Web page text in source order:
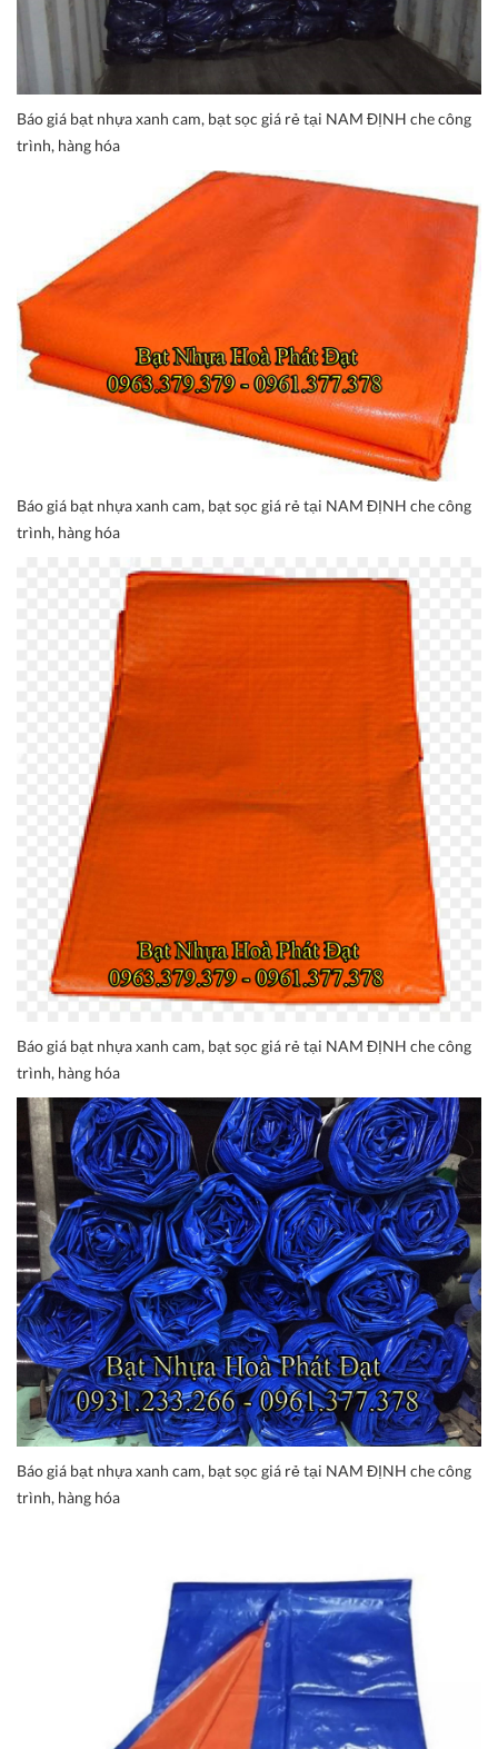
Báo giá bạt nhựa xanh cam, bạt sọc giá rẻ tại NAM ĐỊNH che công
trình, hàng hóa
Báo giá bạt nhựa xanh cam, bạt sọc giá rẻ tại NAM ĐỊNH che công
trình, hàng hóa
Báo giá bạt nhựa xanh cam, bạt sọc giá rẻ tại NAM ĐỊNH che công
trình, hàng hóa
Báo giá bạt nhựa xanh cam, bạt sọc giá rẻ tại NAM ĐỊNH che công
trình, hàng hóa